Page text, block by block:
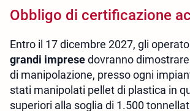
Obbligo di certificazione
Entro il 17 dicembre 2027, gli
grandi impresedovranno
di manipolazione, presso ogni
stati manipolati pellet di plastica in
superiori alla soglia di 1.500